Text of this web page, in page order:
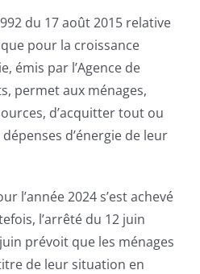
du 17 août 2015 relative
pour la croissance
émis par l’Agence de
permet aux ménages,
d’acquitter tout ou
d’énergie de leur
l’année 2024 s’est achevé
l’arrêté du 12 juin
prévoit que les ménages
de leur situation en